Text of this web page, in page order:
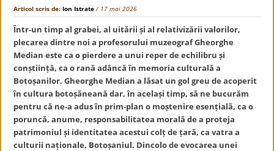
Articol scris de:Ion Istrate / 17 mai 2026
Într-un timp al grabei, al uitării și al relativizării valorilor,
plecarea dintre noi a profesorului muzeograf Gheorghe
Median este ca o pierdere a unui reper de echilibru și
conștiință, ca o rană adâncă în memoria culturală a
Botoșanilor. Gheorghe Median a lăsat un gol greu de acoperit
în cultura botoșăneană dar, în același timp, să ne bucurăm
pentru că ne-a adus în prim-plan o moștenire esențială, ca o
poruncă, anume, responsabilitatea morală de a proteja
patrimoniul și identitatea acestui colț de țară, ca vatra a
culturii naționale, Botoșaniul. Dincolo de evocarea unei